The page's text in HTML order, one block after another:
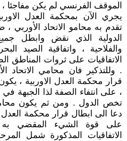
الموقف الفرنسي لم يكن مفاجئا ،
يجري الآن بمحكمة العدل
تقدم به محامو الاتحاد الأوربي
الدولية الذي نقض وابطل جميع
والفلاحية ، واتفاقية الصيد
الاتفاقيات على ثروات المناطق
. وللتذكير فان محامي الاتحاد
قرار محكمة العدل الاوربية ،
، على انتفاء الصفة لذا الجبهة
تخص الدول . ومن ثم يكون
دعا الى ابطال قرار محكمة العدل
على قوة الشيء المقضي
الاتفاقيات المذكورة شمل